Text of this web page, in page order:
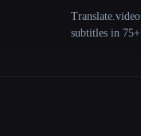
subtitles in 75+